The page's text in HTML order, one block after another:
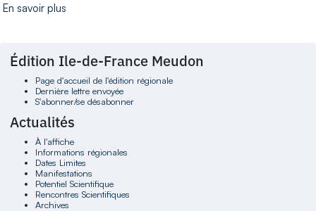
En savoir plus
Édition Ile-de-France Meudon
Page d'accueil de l'édition régionale
Dernière lettre envoyée
S'abonner/se désabonner
Actualités
À l'affiche
Informations régionales
Dates Limites
Manifestations
Potentiel Scientifique
Rencontres Scientifiques
Archives